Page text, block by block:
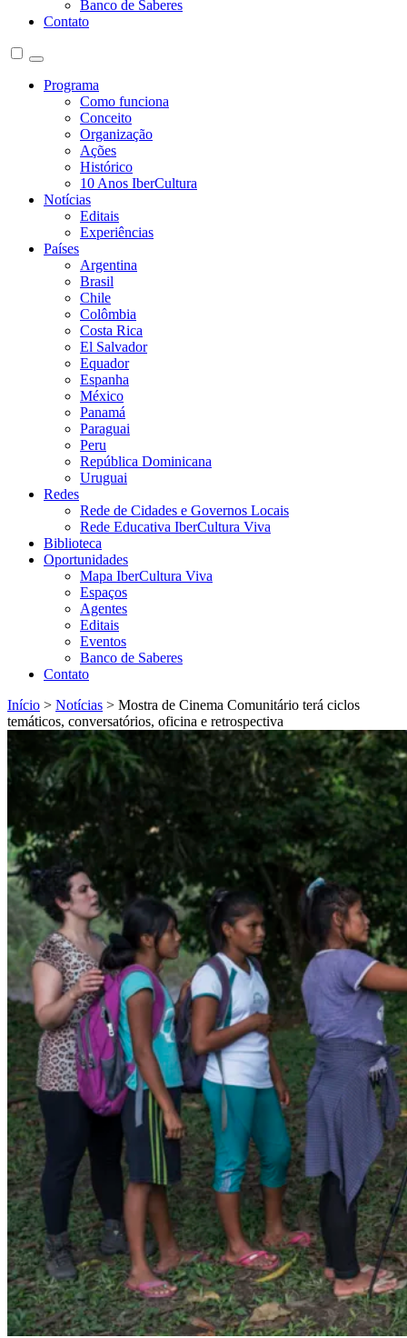
Banco de Saberes
Contato
Programa
Como funciona
Conceito
Organização
Ações
Histórico
10 Anos IberCultura
Notícias
Editais
Experiências
Países
Argentina
Brasil
Chile
Colômbia
Costa Rica
El Salvador
Equador
Espanha
México
Panamá
Paraguai
Peru
República Dominicana
Uruguai
Redes
Rede de Cidades e Governos Locais
Rede Educativa IberCultura Viva
Biblioteca
Oportunidades
Mapa IberCultura Viva
Espaços
Agentes
Editais
Eventos
Banco de Saberes
Contato
Início > Notícias > Mostra de Cinema Comunitário terá ciclos
temáticos, conversatórios, oficina e retrospectiva